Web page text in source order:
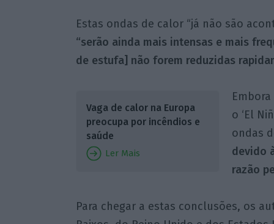
Estas ondas de calor “já não são
“serão ainda mais intensas e mais
de estufa] não forem reduzidas
Vaga de calor na Europa
preocupa por incêndios e
saúde
Ler Mais
o ‘El
ondas
devido
razão
Para chegar a estas conclusões, os